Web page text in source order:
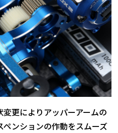
更によりアッパーアームの
ンションの作動をスムーズ